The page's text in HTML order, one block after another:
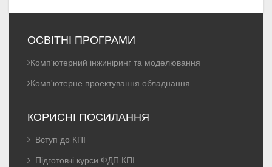
ОСВІТНІ ПРОГРАМИ
Комп'ютерний інжиніринг та моделювання
Комп'ютерне проектування обладнання
КОРИСНІ ПОСИЛАННЯ
Вступ до КПІ
Підготовчі курси ФДП КПІ